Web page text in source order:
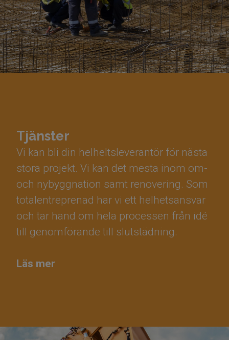
Tjänster
Vi kan bli din helheltsleverantör för nästa
stora projekt. Vi kan det mesta inom om-
och nybyggnation samt renovering. Som
totalentreprenad har vi ett helhetsansvar
och tar hand om hela processen från idé
till genomförande till slutstädning.
Läs mer